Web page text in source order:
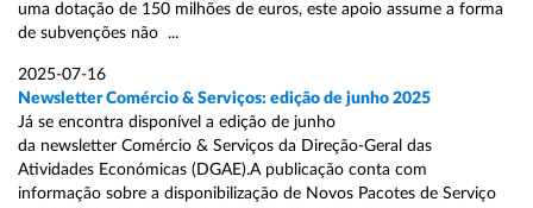
uma dotação de 150 milhões de euros, este apoio assume a forma
de subvenções não ...
2025-07-16
Newsletter Comércio & Serviços: edição de junho 2025
Já se encontra disponível a edição de junho
da newsletter Comércio & Serviços da Direção-Geral das
Atividades Económicas (DGAE).A publicação conta com
informação sobre a disponibilização de Novos Pacotes de Serviço